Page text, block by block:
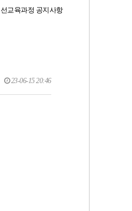
선교육과정 공지사항
23-06-15 20:46